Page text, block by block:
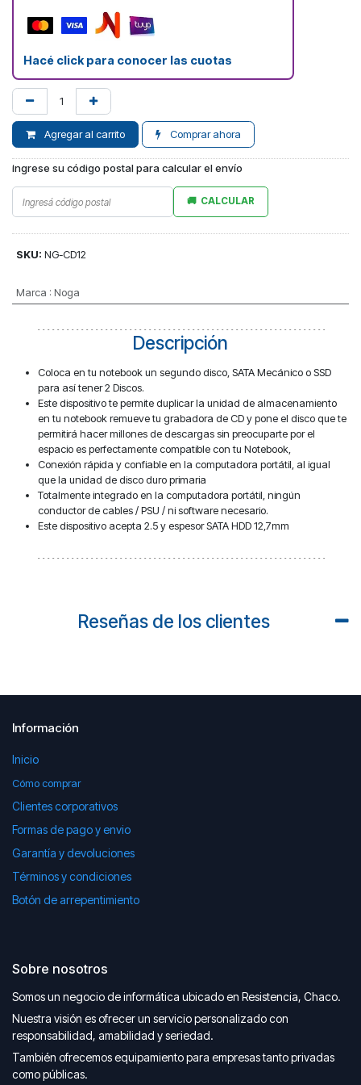
Hacé click para conocer las cuotas
Agregar al carrito Comprar ahora
Ingrese su código postal para calcular el envío
CALCULAR
SKU: NG-CD12
Marca : Noga
Descripción
Coloca en tu notebook un segundo disco, SATA Mecánico o SSD
para así tener 2 Discos.
Este dispositivo te permite duplicar la unidad de almacenamiento
en tu notebook remueve tu grabadora de CD y pone el disco que te
permitirá hacer millones de descargas sin preocuparte por el
espacio es perfectamente compatible con tu Notebook,
Conexión rápida y confiable en la computadora portátil, al igual
que la unidad de disco duro primaria
Totalmente integrado en la computadora portátil, ningún
conductor de cables / PSU / ni software necesario.
Este dispositivo acepta 2.5 y espesor SATA HDD 12,7mm
Reseñas de los clientes
Información
Inicio
Cómo comprar
Clientes corporativos
Formas de pago y envio
Garantía y devoluciones
Términos y condiciones
Botón de arrepentimiento
Sobre nosotros
Somos un negocio de informática ubicado en Resistencia, Chaco.
Nuestra visión es ofrecer un servicio personalizado con
responsabilidad, amabilidad y seriedad.
También ofrecemos equipamiento para empresas tanto privadas
como públicas.